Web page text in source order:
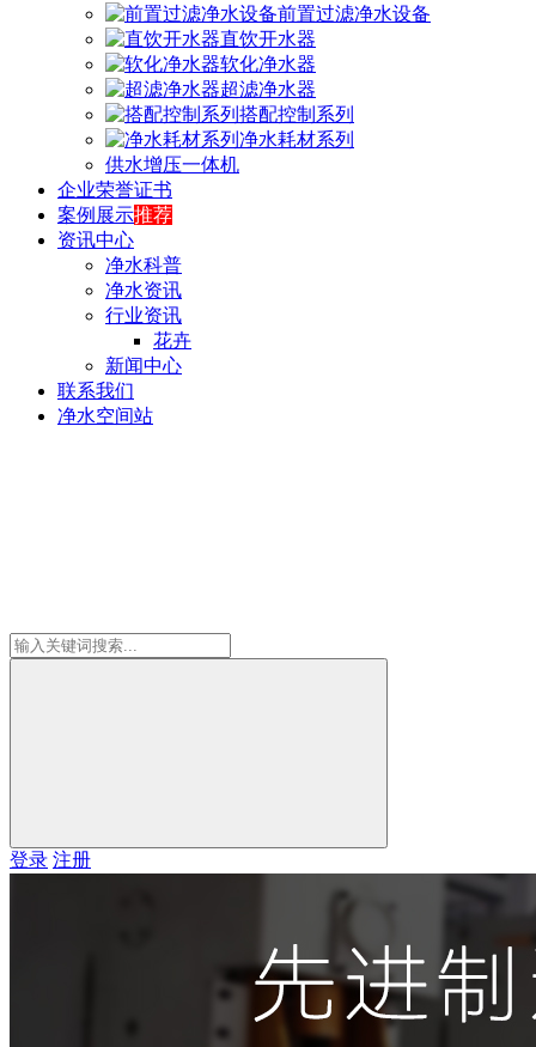
前置过滤净水设备
直饮开水器
软化净水器
超滤净水器
搭配控制系列
净水耗材系列
供水增压一体机
企业荣誉证书
案例展示推荐
资讯中心
净水科普
净水资讯
行业资讯
花卉
新闻中心
联系我们
净水空间站
登录 注册